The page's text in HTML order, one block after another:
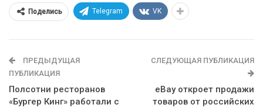
Поделись Telegram VK
ПРЕДЫДУЩАЯ
ПУБЛИКАЦИЯ
Полсотни ресторанов
«Бургер Кинг» работали с
СЛЕДУЮЩАЯ ПУБЛИКАЦИЯ
eBay откроет продажи
товаров от российских